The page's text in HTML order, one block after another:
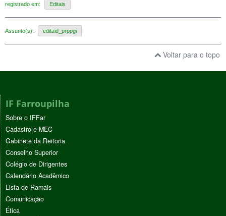
registrado em: Editais
Assunto(s): editaid_prppgi
Voltar para o topo
IF Farroupilha
Sobre o IFFar
Cadastro e-MEC
Gabinete da Reitoria
Conselho Superior
Colégio de Dirigentes
Calendário Acadêmico
Lista de Ramais
Comunicação
Ética